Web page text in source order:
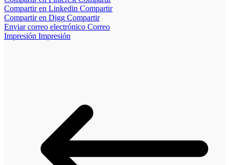
Compartir en Linkedin Compartir
Compartir en Digg Compartir
Enviar correo electrónico Correo
Impresión Impresión